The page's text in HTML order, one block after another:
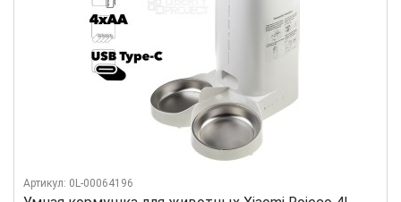
Артикул: 0L-00064196